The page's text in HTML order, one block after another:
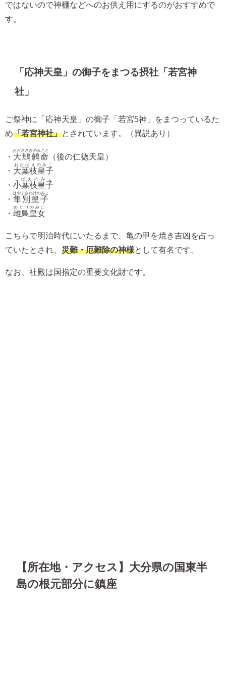
ではないので神棚などへのお供え用にするのがおすすめで
す。
「応神天皇」の御子をまつる摂社「若宮神
社」
ご祭神に「応神天皇」の御子「若宮5神」をまつっているた
め「若宮神社」とされています。（異説あり）
・ 大鷦鷯命
おおささぎのみこと
（後の仁徳天皇）
・ 大葉枝皇子
おおばえのみこ
・ 小葉枝皇子
こばえのみこ
・ 隼別皇子
はやぶさわけのみこ
・ 雌鳥皇女
めとりのみこ
こちらで明治時代にいたるまで、亀の甲を焼き吉凶を占っ
ていたとされ、 災難・厄難除の神様として有名です。
なお、社殿は国指定の重要文化財です。
【所在地・アクセス】大分県の国東半
島の根元部分に鎮座